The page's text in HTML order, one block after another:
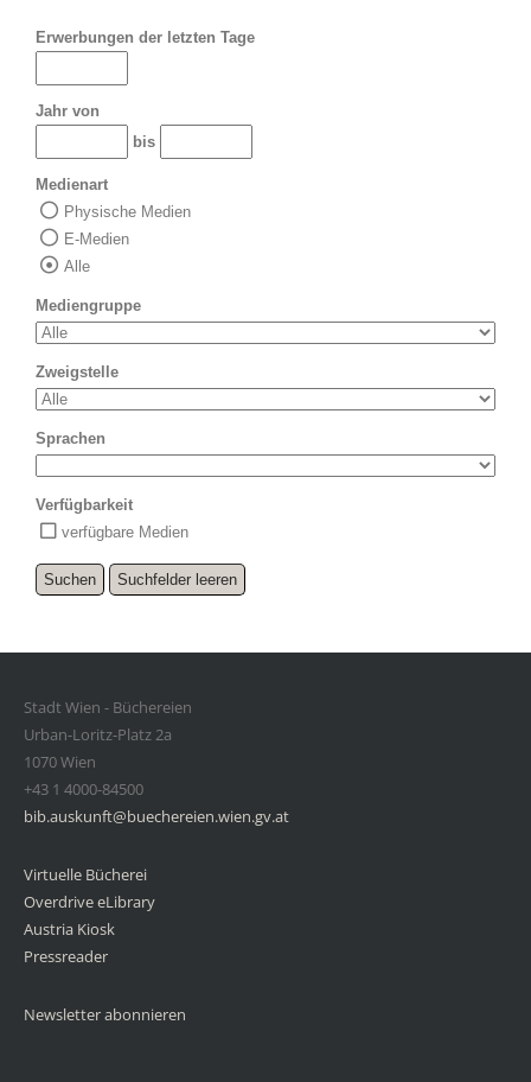
Erwerbungen der letzten Tage
Jahr von
bis
Medienart
Physische Medien
E-Medien
Alle
Mediengruppe
Zweigstelle
Sprachen
Verfügbarkeit
verfügbare Medien
Stadt Wien - Büchereien
Urban-Loritz-Platz 2a
1070 Wien
+43 1 4000-84500
bib.auskunft@buechereien.wien.gv.at
Virtuelle Bücherei
Overdrive eLibrary
Austria Kiosk
Pressreader
Newsletter abonnieren